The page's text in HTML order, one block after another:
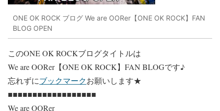
ONE OK ROCK ブログ We are OORer【ONE OK ROCK】FAN
BLOG OPEN
このONE OK ROCKブログタイトルは
We are OORer【ONE OK ROCK】FAN BLOGです♪
忘れずにブックマークお願いします★
■■■■■■■■■■■■■■■■■■
We are OORer